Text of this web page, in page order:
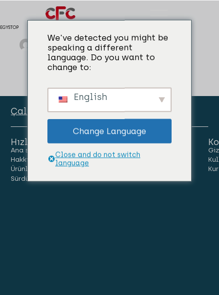
EGYSTOP
admin 04/04/2024 Su Yalıtımı
Çalışan Portalı
Hızlı Linkler
Ana sayfa
Hakkımızda
Ürünler
Sürdürülebilirlik
İnsanlar
Haberler
Kariyer
Bize Ulaşın
We've detected you might be
speaking a different
language. Do you want to
change to:
English
Change Language
Close and do not switch
language